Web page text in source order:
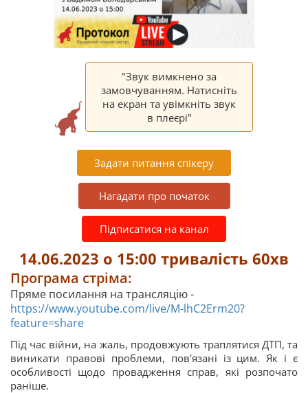
"Звук вимкнено за
замовчуванням. Натисніть
на екран та увімкніть звук
в плеєрі"
Задати питання спікеру
Нагадати про початок
Підписатися на канал
14.06.2023 о 15:00 тривалість 60хв
Програма стріма:
Пряме посилання на трансляцію -
https://www.youtube.com/live/M-lhC2Erm20?
feature=share
Під час війни, на жаль, продовжують траплятися ДТП, та
виникати правові проблеми, пов'язані із цим. Як і є
особливості щодо провадження справ, які розпочато
раніше.